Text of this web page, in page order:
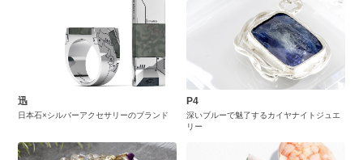
迅
日本石×シルバーアクセサリーのブランド
P4
深いブルーで魅了するカイヤナイトジュエ
リー